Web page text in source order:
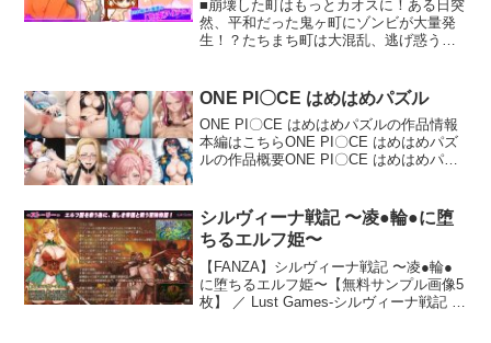
■崩壊した町はもっとカオスに！ある日突
然、平和だった鬼ヶ町にゾンビが大量発
生！？たちまち町は大混乱、逃げ惑う女
ビとヤっちゃう変態も現れます。全く新
しいシナリオと新機能を追加した、「鬼
と共に生きる町」のスピンオフが登場！
※本作は前作である「鬼と共に生きる
町」をお持ちでない方もプレイできま
す。気に入った方はぜひ前作もご購入く
ださい♪■ゾンビにヤられちゃうか…ふた
なりになって襲っちゃう！？今度の主人
公は「真田ミヤコ」。彼女はゾンビに噛
まれて気を失ってしまい、気がつくと…
なぜか股間にお○んちんが！？特別な薬を
ONE PI〇CE はめはめパズル
ONE PI〇CE はめはめパズルの作品情報
本編はこちらONE PI〇CE はめはめパズ
ルの作品概要ONE PI〇CE はめはめパズ
力で、ユーザー評価も非常に高い作品...
シルヴィーナ戦記 〜凌●輪●に堕
ちるエルフ姫〜
【FANZA】シルヴィーナ戦記 〜凌●輪●
に堕ちるエルフ姫〜【無料サンプル画像5
枚】 ／ Lust Games-シルヴィーナ戦記 〜